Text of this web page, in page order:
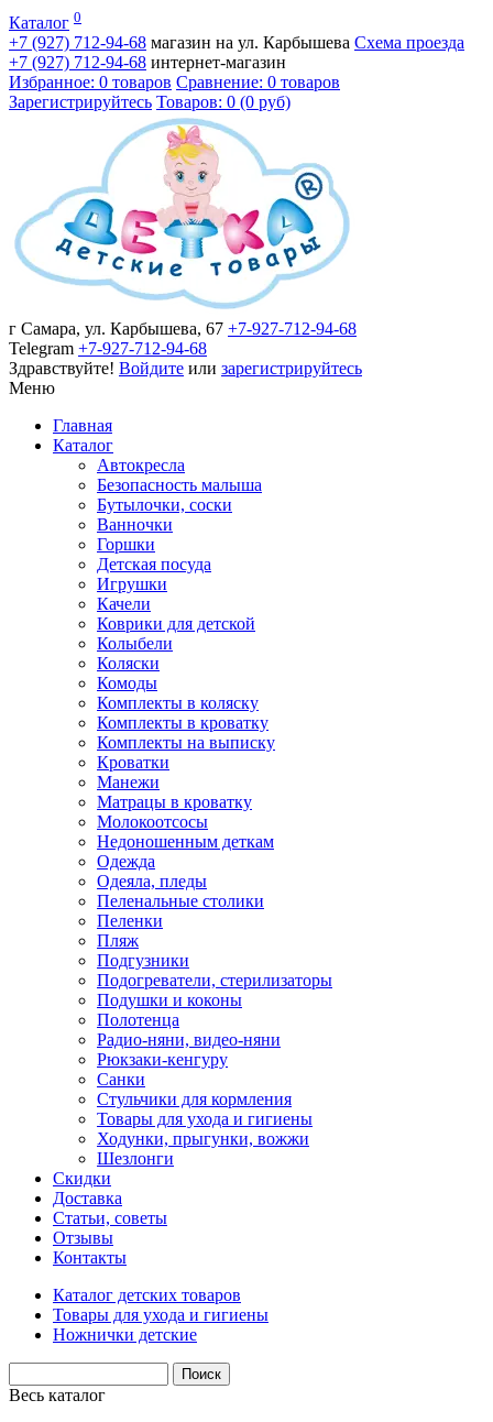
Каталог 0
+7 (927) 712-94-68 магазин на ул. Карбышева Схема проезда
+7 (927) 712-94-68 интернет-магазин
Избранное: 0 товаров Сравнение: 0 товаров
Зарегистрируйтесь Товаров: 0 (0 руб)
г Самара, ул. Карбышева, 67 +7-927-712-94-68
Telegram +7-927-712-94-68
Здравствуйте! Войдите или зарегистрируйтесь
Меню
Главная
Каталог
Автокресла
Безопасность малыша
Бутылочки, соски
Ванночки
Горшки
Детская посуда
Игрушки
Качели
Коврики для детской
Колыбели
Коляски
Комоды
Комплекты в коляску
Комплекты в кроватку
Комплекты на выписку
Кроватки
Манежи
Матрацы в кроватку
Молокоотсосы
Недоношенным деткам
Одежда
Одеяла, пледы
Пеленальные столики
Пеленки
Пляж
Подгузники
Подогреватели, стерилизаторы
Подушки и коконы
Полотенца
Радио-няни, видео-няни
Рюкзаки-кенгуру
Санки
Стульчики для кормления
Товары для ухода и гигиены
Ходунки, прыгунки, вожжи
Шезлонги
Скидки
Доставка
Статьи, советы
Отзывы
Контакты
Каталог детских товаров
Товары для ухода и гигиены
Ножнички детские
Весь каталог